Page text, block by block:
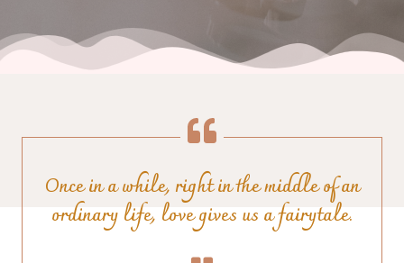
Once in a while, right in the middle of an
ordinary life, love gives us a fairytale.